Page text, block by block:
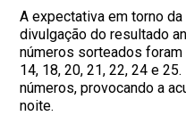
A expectativa em torno
divulgação do resultado
números sorteados foram
14, 18, 20, 21, 22, 24 e
números, provocando a
noite.